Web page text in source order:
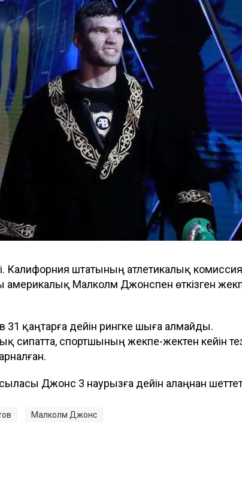
Калифорния штатының атлетикалық
Малколм Джонспен өткізген
31 қаңтарға дейін рингке шыға алмайды.
сипатта, спортшының жекпе-жектен кейін
Джонс 3 наурызға дейін алаңнан
Малколм Джонс